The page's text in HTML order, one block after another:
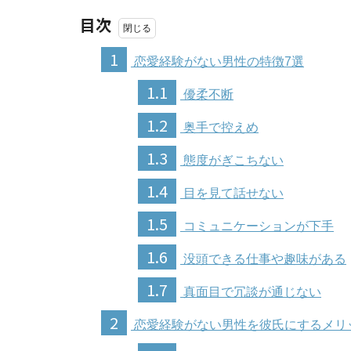
目次
1
恋愛経験がない男性の特徴7選
1.1 優柔不断
1.2 奥手で控えめ
1.3 態度がぎこちない
1.4 目を見て話せない
1.5 コミュニケーションが下手
1.6 没頭できる仕事や趣味がある
1.7 真面目で冗談が通じない
2 恋愛経験がない男性を彼氏にするメリ